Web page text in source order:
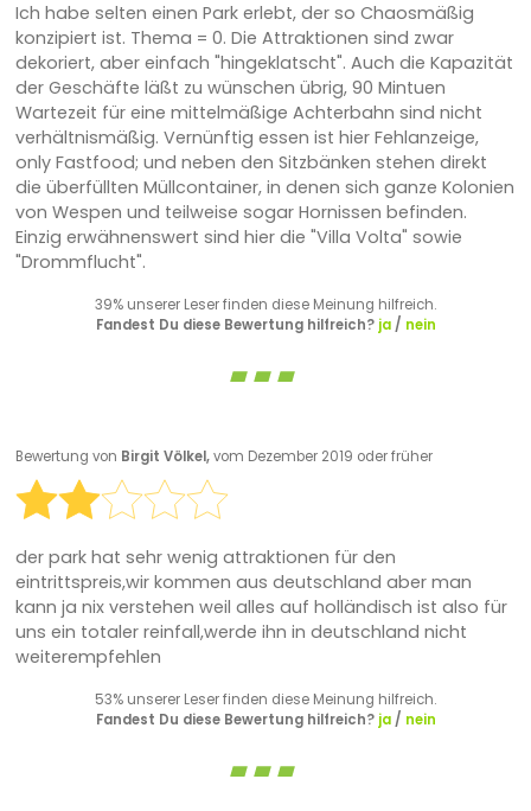
Ich habe selten einen Park erlebt, der so Chaosmäßig
konzipiert ist. Thema = 0. Die Attraktionen sind zwar
dekoriert, aber einfach "hingeklatscht". Auch die Kapazität
der Geschäfte läßt zu wünschen übrig, 90 Mintuen
Wartezeit für eine mittelmäßige Achterbahn sind nicht
verhältnismäßig. Vernünftig essen ist hier Fehlanzeige,
only Fastfood; und neben den Sitzbänken stehen direkt
die überfüllten Müllcontainer, in denen sich ganze Kolonien
von Wespen und teilweise sogar Hornissen befinden.
Einzig erwähnenswert sind hier die "Villa Volta" sowie
"Drommflucht".
39% unserer Leser finden diese Meinung hilfreich.
Fandest Du diese Bewertung hilfreich? ja/ nein
Bewertung von Birgit Völkel,vom Dezember 2019 oder früher
der park hat sehr wenig attraktionen für den
eintrittspreis,wir kommen aus deutschland aber man
kann ja nix verstehen weil alles auf holländisch ist also für
uns ein totaler reinfall,werde ihn in deutschland nicht
weiterempfehlen
53% unserer Leser finden diese Meinung hilfreich.
Fandest Du diese Bewertung hilfreich? ja/ nein